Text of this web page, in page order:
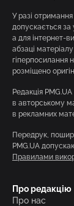
У разі
допускається за
а для інтернет-
абзаці
гіперпосилання
розміщено
Редакція
в авторському
в рекламних
Передрук,
PMG.UA
Правилами
Про редакцію
Про нас